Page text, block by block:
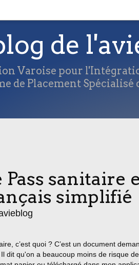
de
Varoise pour
de Placement Spécialisé
Pass sanitaire
simplifié
c’est quoi ? C’est un document
dit qu'on a beaucoup moins de risque